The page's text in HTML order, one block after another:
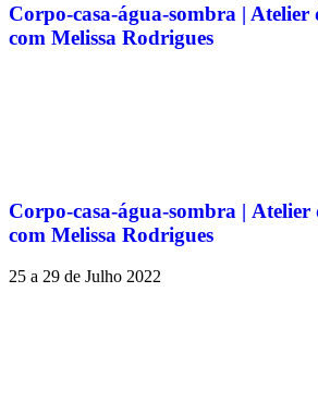
Corpo-casa-água-sombra | Atelier
com Melissa Rodrigues
Corpo-casa-água-sombra | Atelier
com Melissa Rodrigues
25 a 29 de Julho 2022